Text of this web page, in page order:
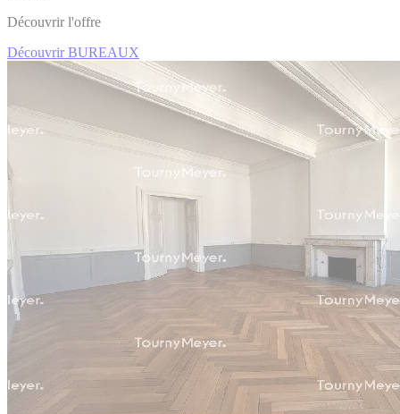
Découvrir l'offre
Découvrir BUREAUX